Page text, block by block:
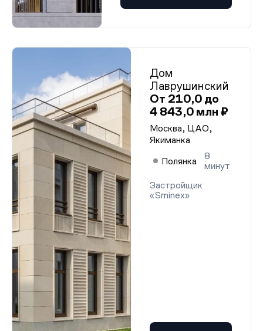
Дом
Лаврушинский
От 210,0 до
4 843,0 млн ₽
Москва, ЦАО,
Якиманка
Полянка
8
минут
Застройщик
«Sminex»